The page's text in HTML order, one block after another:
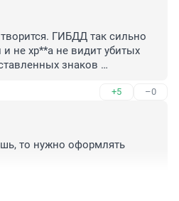
ГИБДД так сильно
не хр**а не видит убитых
знаков
нет то ни чего не поможет.
+5 –0
то нужно оформлять